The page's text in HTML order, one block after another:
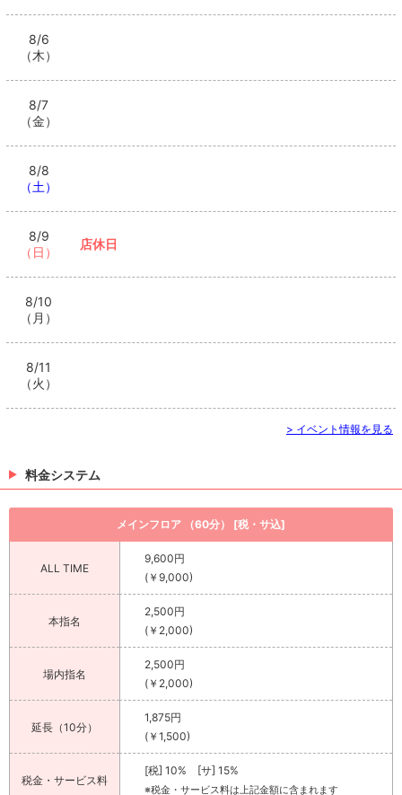
8/6
（木）
8/7
（金）
8/8
（土）
8/9
（日）
店休日
8/10
（月）
8/11
（火）
> イベント情報を見る
料金システム
メインフロア （60分） [税・サ込]
ALL TIME
9,600円
(￥9,000)
本指名
2,500円
(￥2,000)
場内指名
2,500円
(￥2,000)
延長（10分）
1,875円
(￥1,500)
税金・サービス料
[税] 10% [サ] 15%
※税金・サービス料は上記金額に含まれます